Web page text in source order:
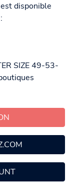
disponible
SIZE 49-53-